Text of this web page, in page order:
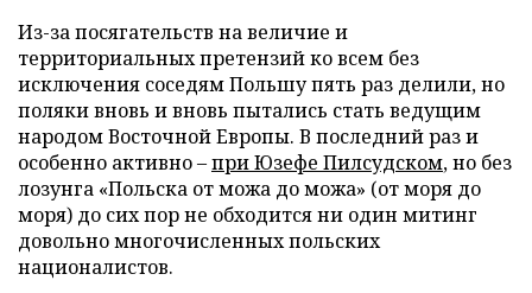
Из-за посягательств на величие и
территориальных претензий ко всем без
исключения соседям Польшу пять раз делили, но
поляки вновь и вновь пытались стать ведущим
народом Восточной Европы. В последний раз и
особенно активно –при Юзефе Пилсудском, но без
лозунга «Польска от можа до можа» (от моря до
моря) до сих пор не обходится ни один митинг
довольно многочисленных польских
националистов.